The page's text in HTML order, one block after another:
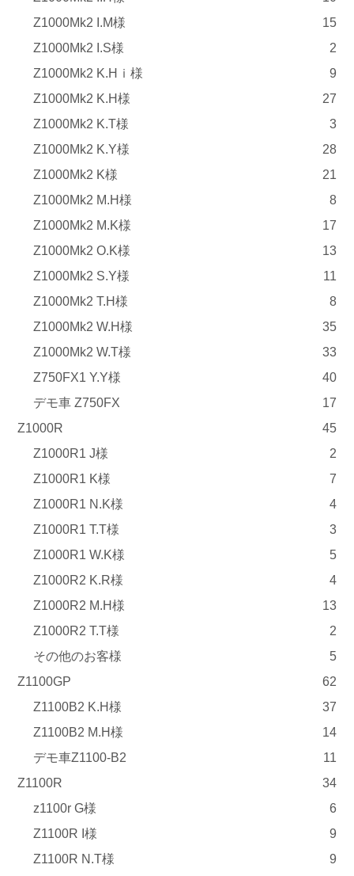
Z1000Mk2 I.M様
15
Z1000Mk2 I.S様
2
Z1000Mk2 K.Hｉ様
9
Z1000Mk2 K.H様
27
Z1000Mk2 K.T様
3
Z1000Mk2 K.Y様
28
Z1000Mk2 K様
21
Z1000Mk2 M.H様
8
Z1000Mk2 M.K様
17
Z1000Mk2 O.K様
13
Z1000Mk2 S.Y様
11
Z1000Mk2 T.H様
8
Z1000Mk2 W.H様
35
Z1000Mk2 W.T様
33
Z750FX1 Y.Y様
40
デモ車 Z750FX
17
Z1000R
45
Z1000R1 J様
2
Z1000R1 K様
7
Z1000R1 N.K様
4
Z1000R1 T.T様
3
Z1000R1 W.K様
5
Z1000R2 K.R様
4
Z1000R2 M.H様
13
Z1000R2 T.T様
2
その他のお客様
5
Z1100GP
62
Z1100B2 K.H様
37
Z1100B2 M.H様
14
デモ車Z1100-B2
11
Z1100R
34
z1100r G様
6
Z1100R I様
9
Z1100R N.T様
9